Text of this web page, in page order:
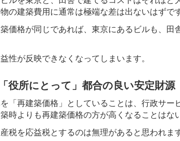
の建築費用に通常は極端な差は出ないはずです
価格が同じであれば、東京にあるビルも、
性が反映できなくなってしまいます。
役所にとって」都合の良い安定財源
「再建築価格」としていることは、行政サ
時よりも再建築価格の方が高くなることはな
税を応益税とするのは無理があると思われます